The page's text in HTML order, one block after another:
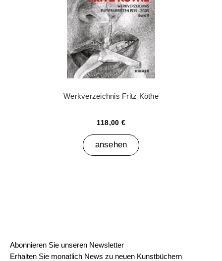
Werkverzeichnis Fritz Köthe
118,00 €
ansehen
Abonnieren Sie unseren Newsletter
Erhalten Sie monatlich News zu neuen Kunstbüchern